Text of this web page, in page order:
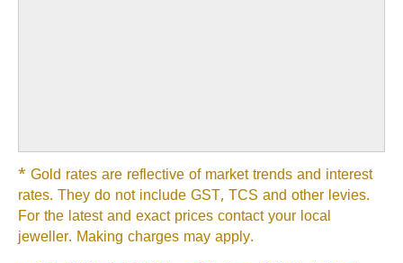
* Gold rates are reflective of market trends and interest
rates. They do not include GST, TCS and other levies.
For the latest and exact prices contact your local
jeweller. Making charges may apply.